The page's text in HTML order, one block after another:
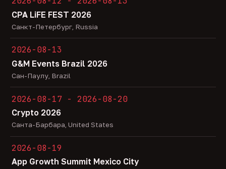
CPA LiFE FEST 2026
Санкт-Петербург, Russia
2026-08-13
G&M Events Brazil 2026
Сан-Паулу, Brazil
2026-08-17 - 2026-08-20
Crypto 2026
Санта-Барбара, United States
2026-08-19
App Growth Summit Mexico City